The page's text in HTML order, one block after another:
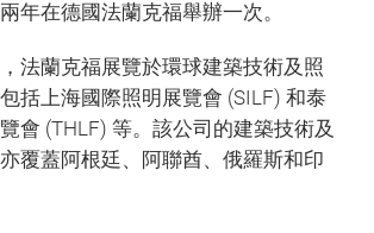
年在德國法蘭克福舉辦一次。
法蘭克福展覽於環球建築技術及照
括上海國際照明展覽會 (SILF) 和泰
會 (THLF) 等。該公司的建築技術及
覆蓋阿根廷、阿聯酋、俄羅斯和印